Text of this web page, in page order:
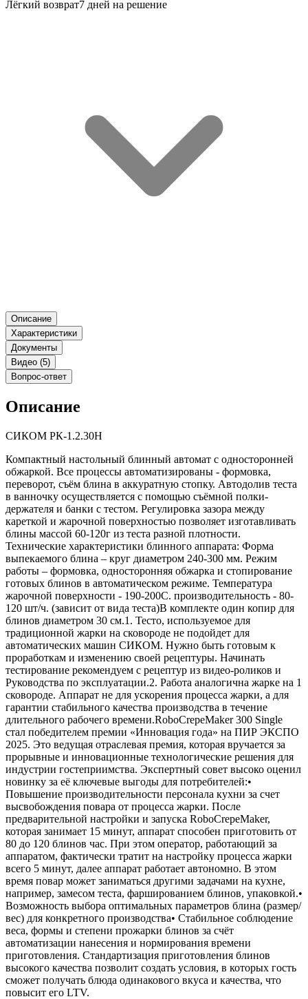
Лёгкий возврат7 дней на решение
Описание
Характеристики
Документы
Видео (5)
Вопрос-ответ
Описание
СИКОМ РК-1.2.30H
Компактный настольный блинный автомат с односторонней
обжаркой. Все процессы автоматизированы - формовка,
переворот, съём блина в аккуратную стопку. Автодолив теста
в ванночку осуществляется с помощью съёмной полки-
держателя и банки с тестом. Регулировка зазора между
кареткой и жарочной поверхностью позволяет изготавливать
блины массой 60-120г из теста разной плотности.
Технические характеристики блинного аппарата: Форма
выпекаемого блина – круг диаметром 240-300 мм. Режим
работы – формовка, односторонняя обжарка и стопирование
готовых блинов в автоматическом режиме. Температура
жарочной поверхности - 190-200С. производительность - 80-
120 шт/ч. (зависит от вида теста)В комплекте один копир для
блинов диаметром 30 см.1. Тесто, используемое для
традиционной жарки на сковороде не подойдет для
автоматических машин СИКОМ. Нужно быть готовым к
проработкам и изменению своей рецептуры. Начинать
тестирование рекомендуем с рецептур из видео-роликов и
Руководства по эксплуатации.2. Работа аналогична жарке на 1
сковороде. Аппарат не для ускорения процесса жарки, а для
гарантии стабильного качества производства в течение
длительного рабочего времени.RoboCrepeMaker 300 Single
стал победителем премии «Инновация года» на ПИР ЭКСПО
2025. Это ведущая отраслевая премия, которая вручается за
прорывные и инновационные технологические решения для
индустрии гостеприимства. Экспертный совет высоко оценил
новинку за её ключевые выгоды для потребителей:•
Повышение производительности персонала кухни за счет
высвобождения повара от процесса жарки. После
предварительной настройки и запуска RoboCrepeMaker,
которая занимает 15 минут, аппарат способен приготовить от
80 до 120 блинов час. При этом оператор, работающий за
аппаратом, фактически тратит на настройку процесса жарки
всего 5 минут, далее аппарат работает автономно. В этом
время повар может заниматься другими задачами на кухне,
например, замесом теста, фаршированием блинов, упаковкой.•
Возможность выбора оптимальных параметров блина (размер/
вес) для конкретного производства• Стабильное соблюдение
веса, формы и степени прожарки блинов за счёт
автоматизации нанесения и нормирования времени
приготовления. Стандартизация приготовления блинов
высокого качества позволит создать условия, в которых гость
сможет получать блюда одинакового вкуса и качества, что
повысит его LTV.